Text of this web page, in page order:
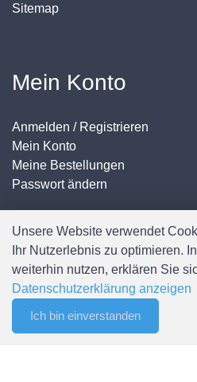
Merkliste
Sitemap
Mein Konto
Anmelden / Registrieren
Mein Konto
Meine Bestellungen
Passwort ändern
© Copyright Spälti AG - Alle
Unsere Website verwendet
Ihr Nutzerlebnis zu optimieren.
weiterhin nutzen, erklären Sie
Datenschutzerklärung anzeigen
Ich bin einverstanden